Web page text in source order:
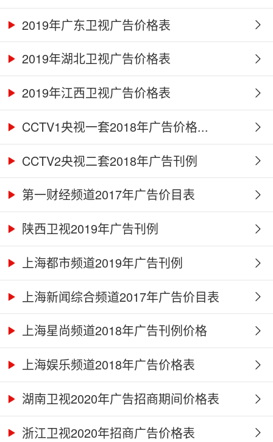
2019年广东卫视广告价格表
2019年湖北卫视广告价格表
2019年江西卫视广告价格表
CCTV1央视一套2018年广告价格...
CCTV2央视二套2018年广告刊例
第一财经频道2017年广告价目表
陕西卫视2019年广告刊例
上海都市频道2019年广告刊例
上海新闻综合频道2017年广告价目表
上海星尚频道2018年广告刊例价格
上海娱乐频道2018年广告价格表
湖南卫视2020年广告招商期间价格表
浙江卫视2020年招商广告价格表